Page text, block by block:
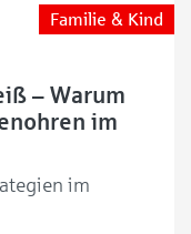
Familie & Kind
– Warum
im
im